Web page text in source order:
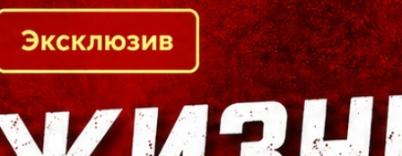
Кто есть кто в Байкальском регионе